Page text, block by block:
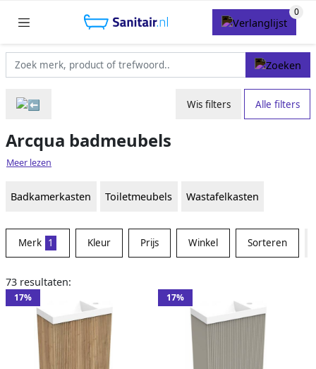
Wis filters Alle filters
Arcqua badmeubels
Meer lezen
Badkamerkasten Toiletmeubels Wastafelkasten
Merk 1 Kleur Prijs Winkel Sorteren
73 resultaten:
17% 17%